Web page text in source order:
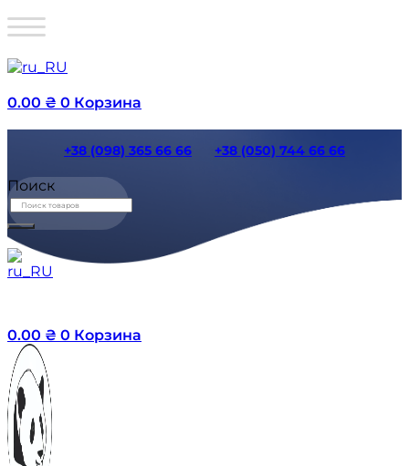
0.00 ₴ 0 Корзина
+38 (098) 365 66 66 +38 (050) 744 66 66
Поиск
0.00 ₴ 0 Корзина